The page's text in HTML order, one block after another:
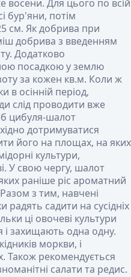
восени. Для цього по всій
бур'яни, потім
см. Як добрива при
добрива з введенням
Додатково
посадкою у землю
за кожен кв.м. Коли ж
в осінній період,
слід проводити вже
цибуля-шалот
дотримуватися
його на площах, на яких
культури,
У свою чергу, шалот
раніше ріс ароматний
з тим, навчені
садити на сусідніх
ці овочеві культури
захищають одна одну.
моркви, і
Також рекомендується
салати та редис.